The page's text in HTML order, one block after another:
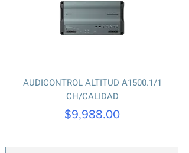
AUDICONTROL ALTITUD A1500.1/1
CH/CALIDAD
Precio
$9,988.00